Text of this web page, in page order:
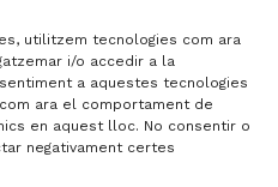
utilitzem tecnologies com ara
i/o accedir a la
a aquestes tecnologies
ara el comportament de
en aquest lloc. No consentir o
negativament certes
mercat
Talks